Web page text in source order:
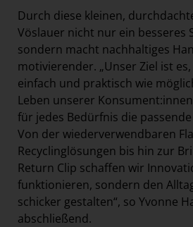
Durch diese kleinen,
Vöslauer nicht nur ein besseres
sondern macht nachhaltiges
motivierender. „Unser Ziel ist
einfach und praktisch wie
Leben unserer
für jedes Bedürfnis die
Von der wiederverwendbaren
Recyclinglösungen bis hin zur
Return Clip schaffen wir
funktionieren, sondern den
schicker gestalten“, so Yvonne
abschließend.